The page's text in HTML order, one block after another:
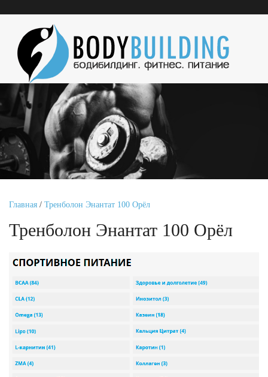
Главная / Тренболон Энантат 100 Орёл
Тренболон Энантат 100 Орёл